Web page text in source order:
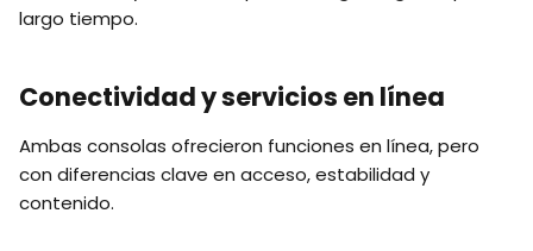
largo tiempo.
Conectividad y servicios en línea
Ambas consolas ofrecieron funciones en línea, pero
con diferencias clave en acceso, estabilidad y
contenido.